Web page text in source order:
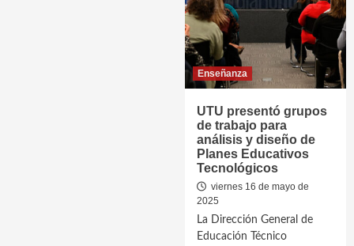
Enseñanza
UTU presentó grupos
de trabajo para
análisis y diseño de
Planes Educativos
Tecnológicos
viernes 16 de mayo de
2025
La Dirección General de
Educación Técnico